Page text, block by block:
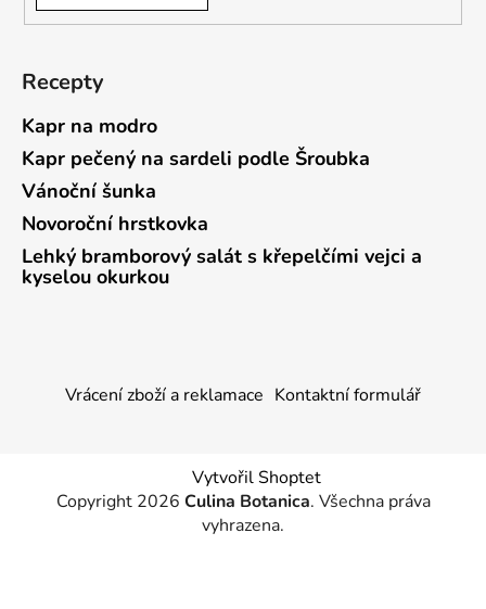
Recepty
Kapr na modro
Kapr pečený na sardeli podle Šroubka
Vánoční šunka
Novoroční hrstkovka
Lehký bramborový salát s křepelčími vejci a
kyselou okurkou
Vrácení zboží a reklamace Kontaktní formulář
Vytvořil Shoptet
Copyright 2026 Culina Botanica. Všechna práva
vyhrazena.